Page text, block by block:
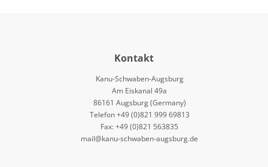
Kontakt
Kanu-Schwaben-Augsburg
Am Eiskanal 49a
86161 Augsburg (Germany)
Telefon +49 (0)821 999 69813
Fax: +49 (0)821 563835
mail@kanu-schwaben-augsburg.de